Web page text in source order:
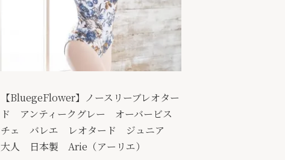
【BluegeFlower】ノースリーブレオター
ド アンティークグレー オーバービス
チェ バレエ レオタード ジュニア
大人 日本製 Arie（アーリエ）